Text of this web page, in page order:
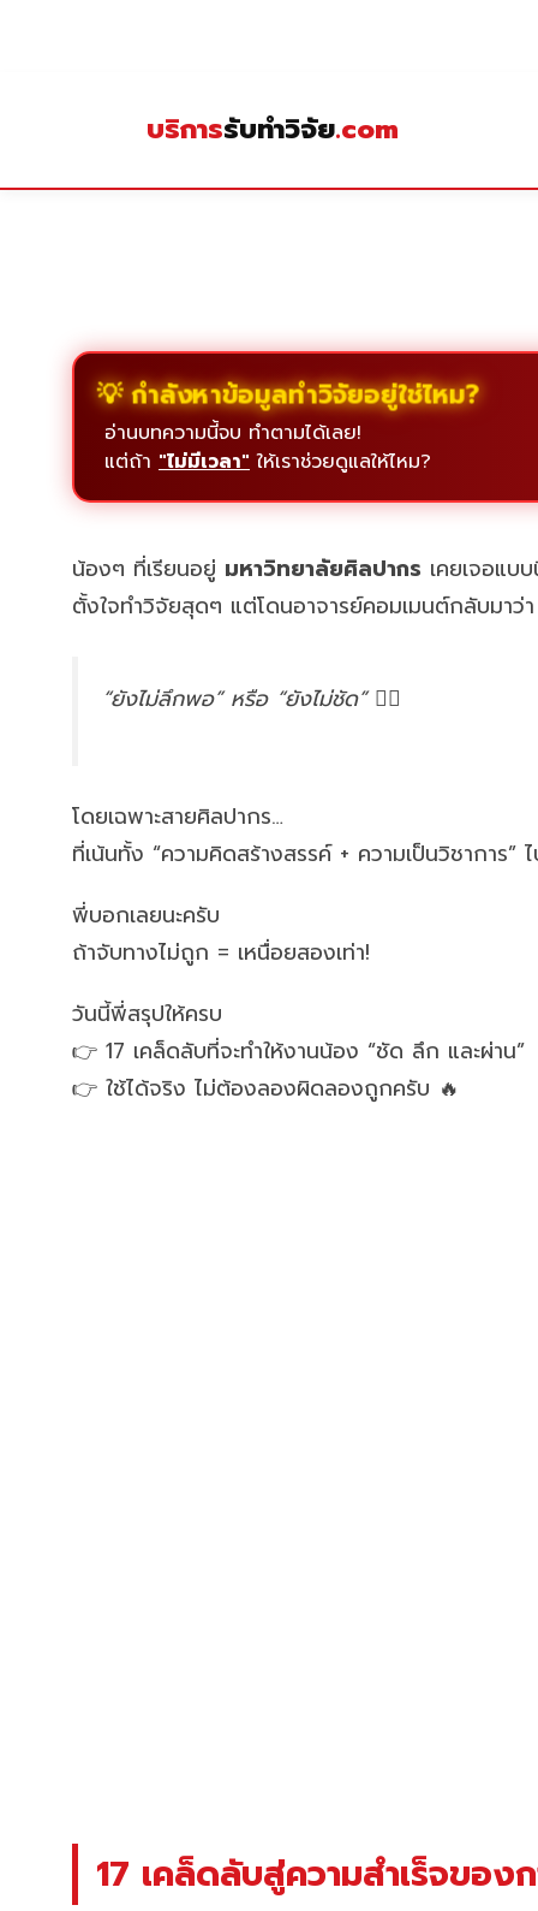
บริการรับทำวิจัย.com
💡 กำลังหาข้อมูลทำวิจัยอยู่ใช่ไหม?
อ่านบทความนี้จบ ทำตามได้เลย!
แต่ถ้า "ไม่มีเวลา" ให้เราช่วยดูแลให้ไหม?
น้องๆ ที่เรียนอยู่ มหาวิทยาลัยศิลปากร เคยเจอแบ
ตั้งใจทำวิจัยสุดๆ แต่โดนอาจารย์คอมเมนต์กลับมาว่า
“ยังไม่ลึกพอ” หรือ “ยังไม่ชัด” 😵‍💫
โดยเฉพาะสายศิลปากร…
ที่เน้นทั้ง “ความคิดสร้างสรรค์ + ความเป็นวิชาการ”
พี่บอกเลยนะครับ
ถ้าจับทางไม่ถูก = เหนื่อยสองเท่า!
วันนี้พี่สรุปให้ครบ
👉 17 เคล็ดลับที่จะทำให้งานน้อง “ชัด ลึก และผ่าน”
👉 ใช้ได้จริง ไม่ต้องลองผิดลองถูกครับ 🔥
17 เคล็ดลับสู่ความสำเร็จขอ